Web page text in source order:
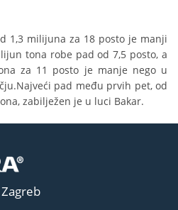
1,3 milijuna za 18 posto je manji
tona robe pad od 7,5 posto, a
za 11 posto je manje nego u
pad među prvih pet, od
zabilježen je u luci Bakar.